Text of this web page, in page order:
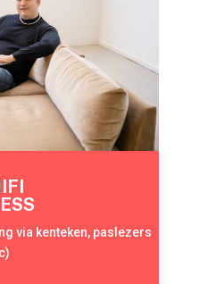
via kenteken, paslezers